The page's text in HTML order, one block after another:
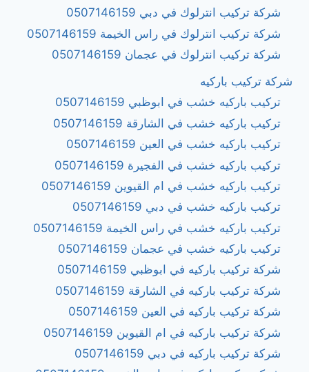
شركة تركيب انترلوك في دبي 0507146159
شركة تركيب انترلوك في راس الخيمة 0507146159
شركة تركيب انترلوك في عجمان 0507146159
شركة تركيب باركيه
تركيب باركيه خشب في ابوظبي 0507146159
تركيب باركيه خشب في الشارقة 0507146159
تركيب باركيه خشب في العين 0507146159
تركيب باركيه خشب في الفجيرة 0507146159
تركيب باركيه خشب في ام القيوين 0507146159
تركيب باركيه خشب في دبي 0507146159
تركيب باركيه خشب في راس الخيمة 0507146159
تركيب باركيه خشب في عجمان 0507146159
شركة تركيب باركيه في ابوظبي 0507146159
شركة تركيب باركيه في الشارقة 0507146159
شركة تركيب باركيه في العين 0507146159
شركة تركيب باركيه في ام القيوين 0507146159
شركة تركيب باركيه في دبي 0507146159